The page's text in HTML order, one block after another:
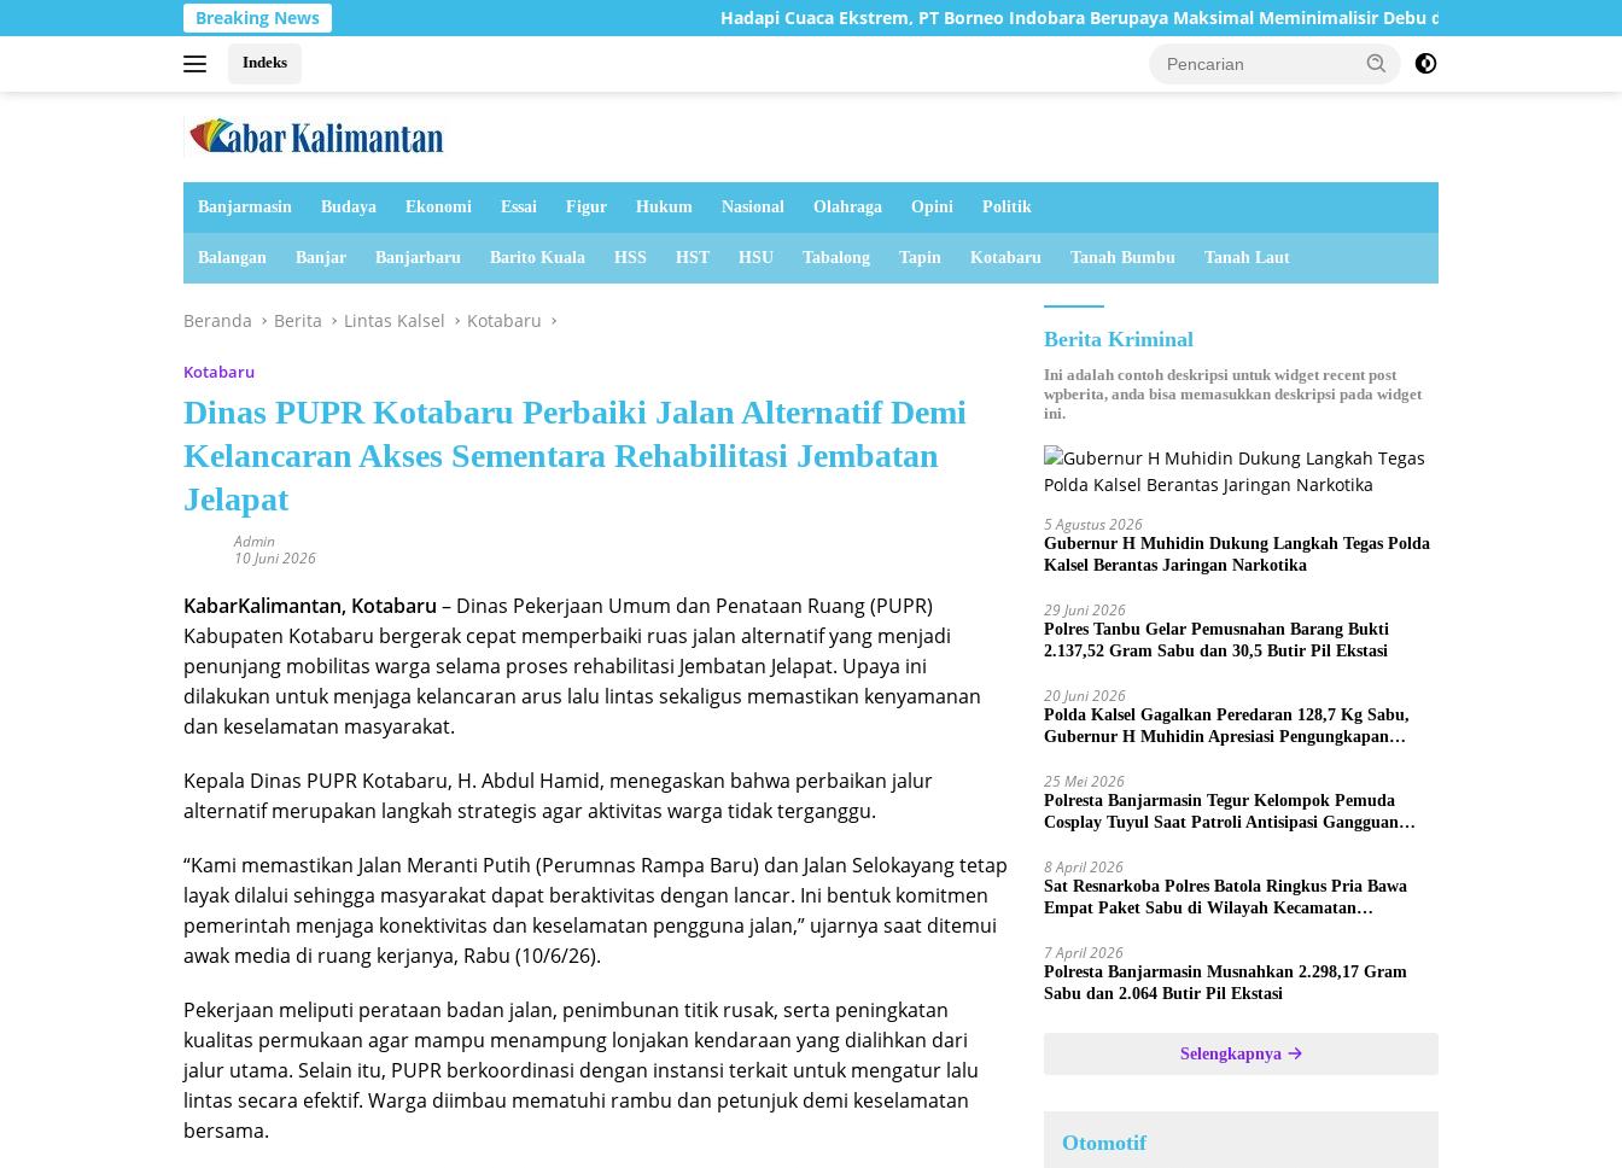
ke
Breaking News Hadapi Cuaca Ekstrem, PT Borneo Indobara Berupaya Maksimal Meminimalisir Debu dan Perketat Penyiraman Air di
Indeks
Banjarmasin Budaya Ekonomi Essai Figur Hukum Nasional Olahraga Opini Politik
Balangan Banjar Banjarbaru Barito Kuala HSS HST HSU Tabalong Tapin Kotabaru Tanah Bumbu Tanah Laut
Beranda Berita Lintas Kalsel Kotabaru
Kotabaru
Dinas PUPR Kotabaru Perbaiki Jalan Alternatif Demi
Kelancaran Akses Sementara Rehabilitasi Jembatan
Jelapat
Admin
10 Juni 2026
KabarKalimantan, Kotabaru – Dinas Pekerjaan Umum dan Penataan Ruang (PUPR)
Kabupaten Kotabaru bergerak cepat memperbaiki ruas jalan alternatif yang menjadi
penunjang mobilitas warga selama proses rehabilitasi Jembatan Jelapat. Upaya ini
dilakukan untuk menjaga kelancaran arus lalu lintas sekaligus memastikan kenyamanan
dan keselamatan masyarakat.
Kepala Dinas PUPR Kotabaru, H. Abdul Hamid, menegaskan bahwa perbaikan jalur
alternatif merupakan langkah strategis agar aktivitas warga tidak terganggu.
“Kami memastikan Jalan Meranti Putih (Perumnas Rampa Baru) dan Jalan Selokayang tetap
layak dilalui sehingga masyarakat dapat beraktivitas dengan lancar. Ini bentuk komitmen
pemerintah menjaga konektivitas dan keselamatan pengguna jalan,” ujarnya saat ditemui
awak media di ruang kerjanya, Rabu (10/6/26).
Pekerjaan meliputi perataan badan jalan, penimbunan titik rusak, serta peningkatan
kualitas permukaan agar mampu menampung lonjakan kendaraan yang dialihkan dari
jalur utama. Selain itu, PUPR berkoordinasi dengan instansi terkait untuk mengatur lalu
lintas secara efektif. Warga diimbau mematuhi rambu dan petunjuk demi keselamatan
bersama.
Berita Kriminal
Ini adalah contoh deskripsi untuk widget recent post
wpberita, anda bisa memasukkan deskripsi pada widget
ini.
5 Agustus 2026
Gubernur H Muhidin Dukung Langkah Tegas Polda
Kalsel Berantas Jaringan Narkotika
29 Juni 2026
Polres Tanbu Gelar Pemusnahan Barang Bukti
2.137,52 Gram Sabu dan 30,5 Butir Pil Ekstasi
20 Juni 2026
Polda Kalsel Gagalkan Peredaran 128,7 Kg Sabu,
Gubernur H Muhidin Apresiasi Pengungkapan
25 Mei 2026
Polresta Banjarmasin Tegur Kelompok Pemuda
Cosplay Tuyul Saat Patroli Antisipasi Gangguan
8 April 2026
Sat Resnarkoba Polres Batola Ringkus Pria Bawa
Empat Paket Sabu di Wilayah Kecamatan
7 April 2026
Polresta Banjarmasin Musnahkan 2.298,17 Gram
Sabu dan 2.064 Butir Pil Ekstasi
Selengkapnya
Otomotif